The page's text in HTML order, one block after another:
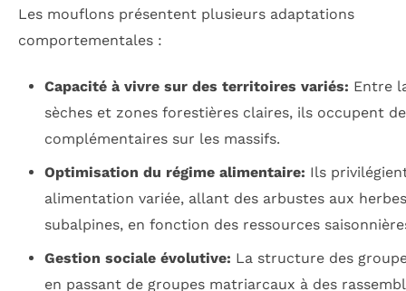
Les mouflons présentent plusieurs adaptations
comportementales :
Capacité à vivre sur des territoires variés: Entre
sèches et zones forestières claires, ils occupent
complémentaires sur les massifs.
Optimisation du régime alimentaire: Ils
alimentation variée, allant des arbustes aux herbes
subalpines, en fonction des ressources
Gestion sociale évolutive: La structure des
en passant de groupes matriarcaux à des